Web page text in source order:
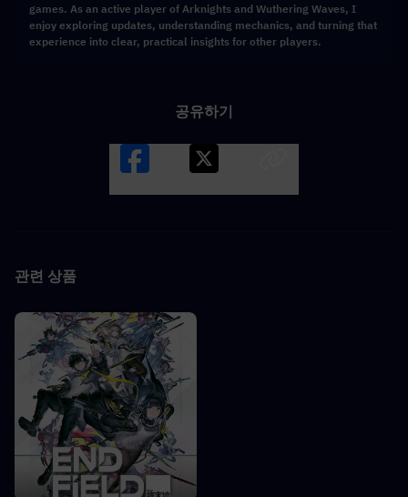
games. As an active player of Arknights and Wuthering Waves, I
enjoy exploring updates, understanding mechanics, and turning that
experience into clear, practical insights for other players.
공유하기
관련 상품